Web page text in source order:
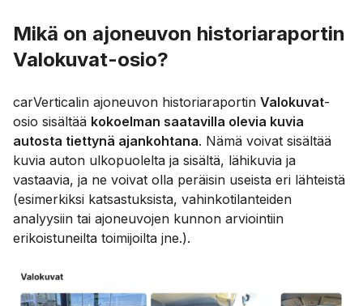
Mikä on ajoneuvon historiaraportin
Valokuvat-osio?
carVerticalin ajoneuvon historiaraportin Valokuvat-
osio sisältää kokoelman saatavilla olevia kuvia
autosta tiettynä ajankohtana. Nämä voivat sisältää
kuvia auton ulkopuolelta ja sisältä, lähikuvia ja
vastaavia, ja ne voivat olla peräisin useista eri lähteistä
(esimerkiksi katsastuksista, vahinkotilanteiden
analyysiin tai ajoneuvojen kunnon arviointiin
erikoistuneilta toimijoilta jne.).